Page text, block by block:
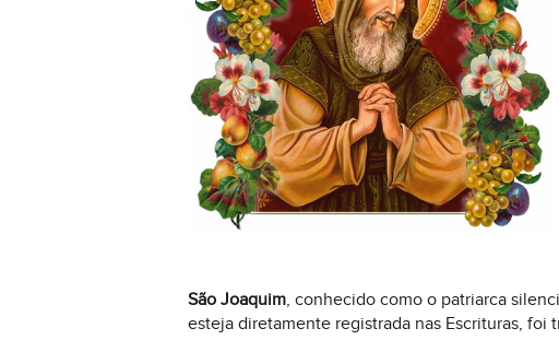
São Joaquim, conhecido como o patriarca
esteja diretamente registrada nas Escrituras,